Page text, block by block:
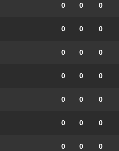
0 0 0
0 0 0
0 0 0
0 0 0
0 0 0
0 0 0
0 0 0